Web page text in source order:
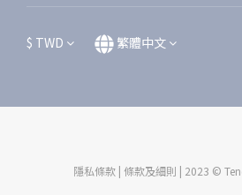
$ TWD 繁體中文
隱私條款 | 條款及細則 | 2023 ©